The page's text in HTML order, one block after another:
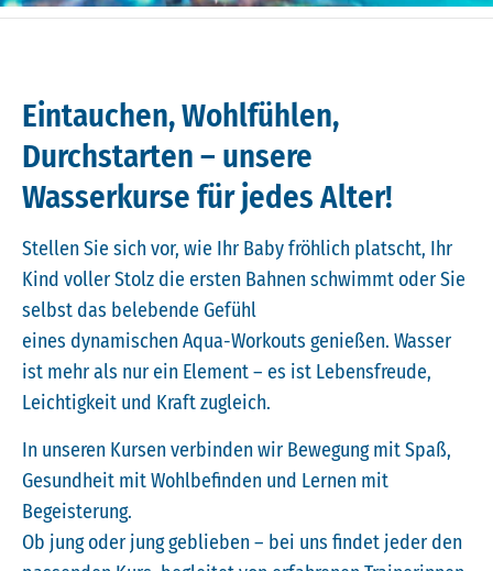
Eintauchen, Wohlfühlen,
Durchstarten – unsere
Wasserkurse für jedes Alter!
Stellen Sie sich vor, wie Ihr Baby fröhlich platscht, Ihr
Kind voller Stolz die ersten Bahnen schwimmt oder Sie
selbst das belebende Gefühl
eines dynamischen Aqua-Workouts genießen. Wasser
ist mehr als nur ein Element – es ist Lebensfreude,
Leichtigkeit und Kraft zugleich.
In unseren Kursen verbinden wir Bewegung mit Spaß,
Gesundheit mit Wohlbefinden und Lernen mit
Begeisterung.
Ob jung oder jung geblieben – bei uns findet jeder den